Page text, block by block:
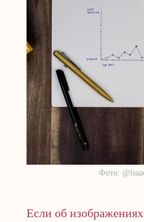
Фото:
Если об